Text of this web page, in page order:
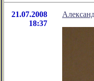
21.07.2008
18:37